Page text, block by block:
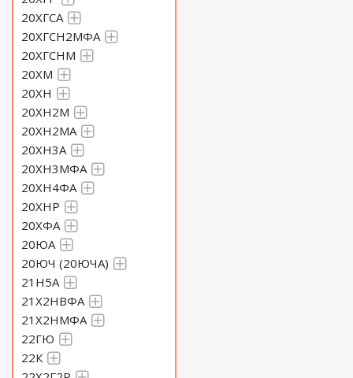
20ХГСА
20ХГСН2МФА
20ХГСНМ
20ХМ
20ХН
20ХН2М
20ХН2МА
20ХН3А
20ХН3МФА
20ХН4ФА
20ХНР
20ХФА
20ЮА
20ЮЧ (20ЮЧА)
21Н5А
21Х2НВФА
21Х2НМФА
22ГЮ
22К